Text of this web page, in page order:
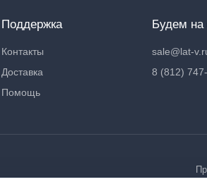
Поддержка
Контакты
Доставка
Помощь
Будем на
sale@lat-
8 (812)